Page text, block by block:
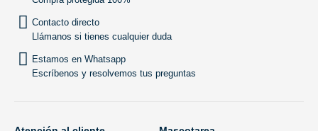
Contacto directo
Llámanos si tienes cualquier duda
Estamos en Whatsapp
Escríbenos y resolvemos tus preguntas